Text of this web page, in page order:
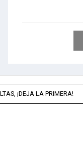
¡DEJA LA PRIMERA!